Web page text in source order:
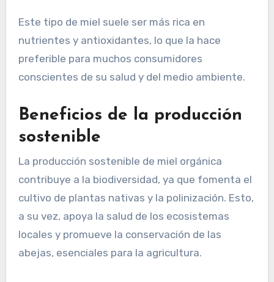
Este tipo de miel suele ser más rica en
nutrientes y antioxidantes, lo que la hace
preferible para muchos consumidores
conscientes de su salud y del medio ambiente.
Beneficios de la producción
sostenible
La producción sostenible de miel orgánica
contribuye a la biodiversidad, ya que fomenta el
cultivo de plantas nativas y la polinización. Esto,
a su vez, apoya la salud de los ecosistemas
locales y promueve la conservación de las
abejas, esenciales para la agricultura.